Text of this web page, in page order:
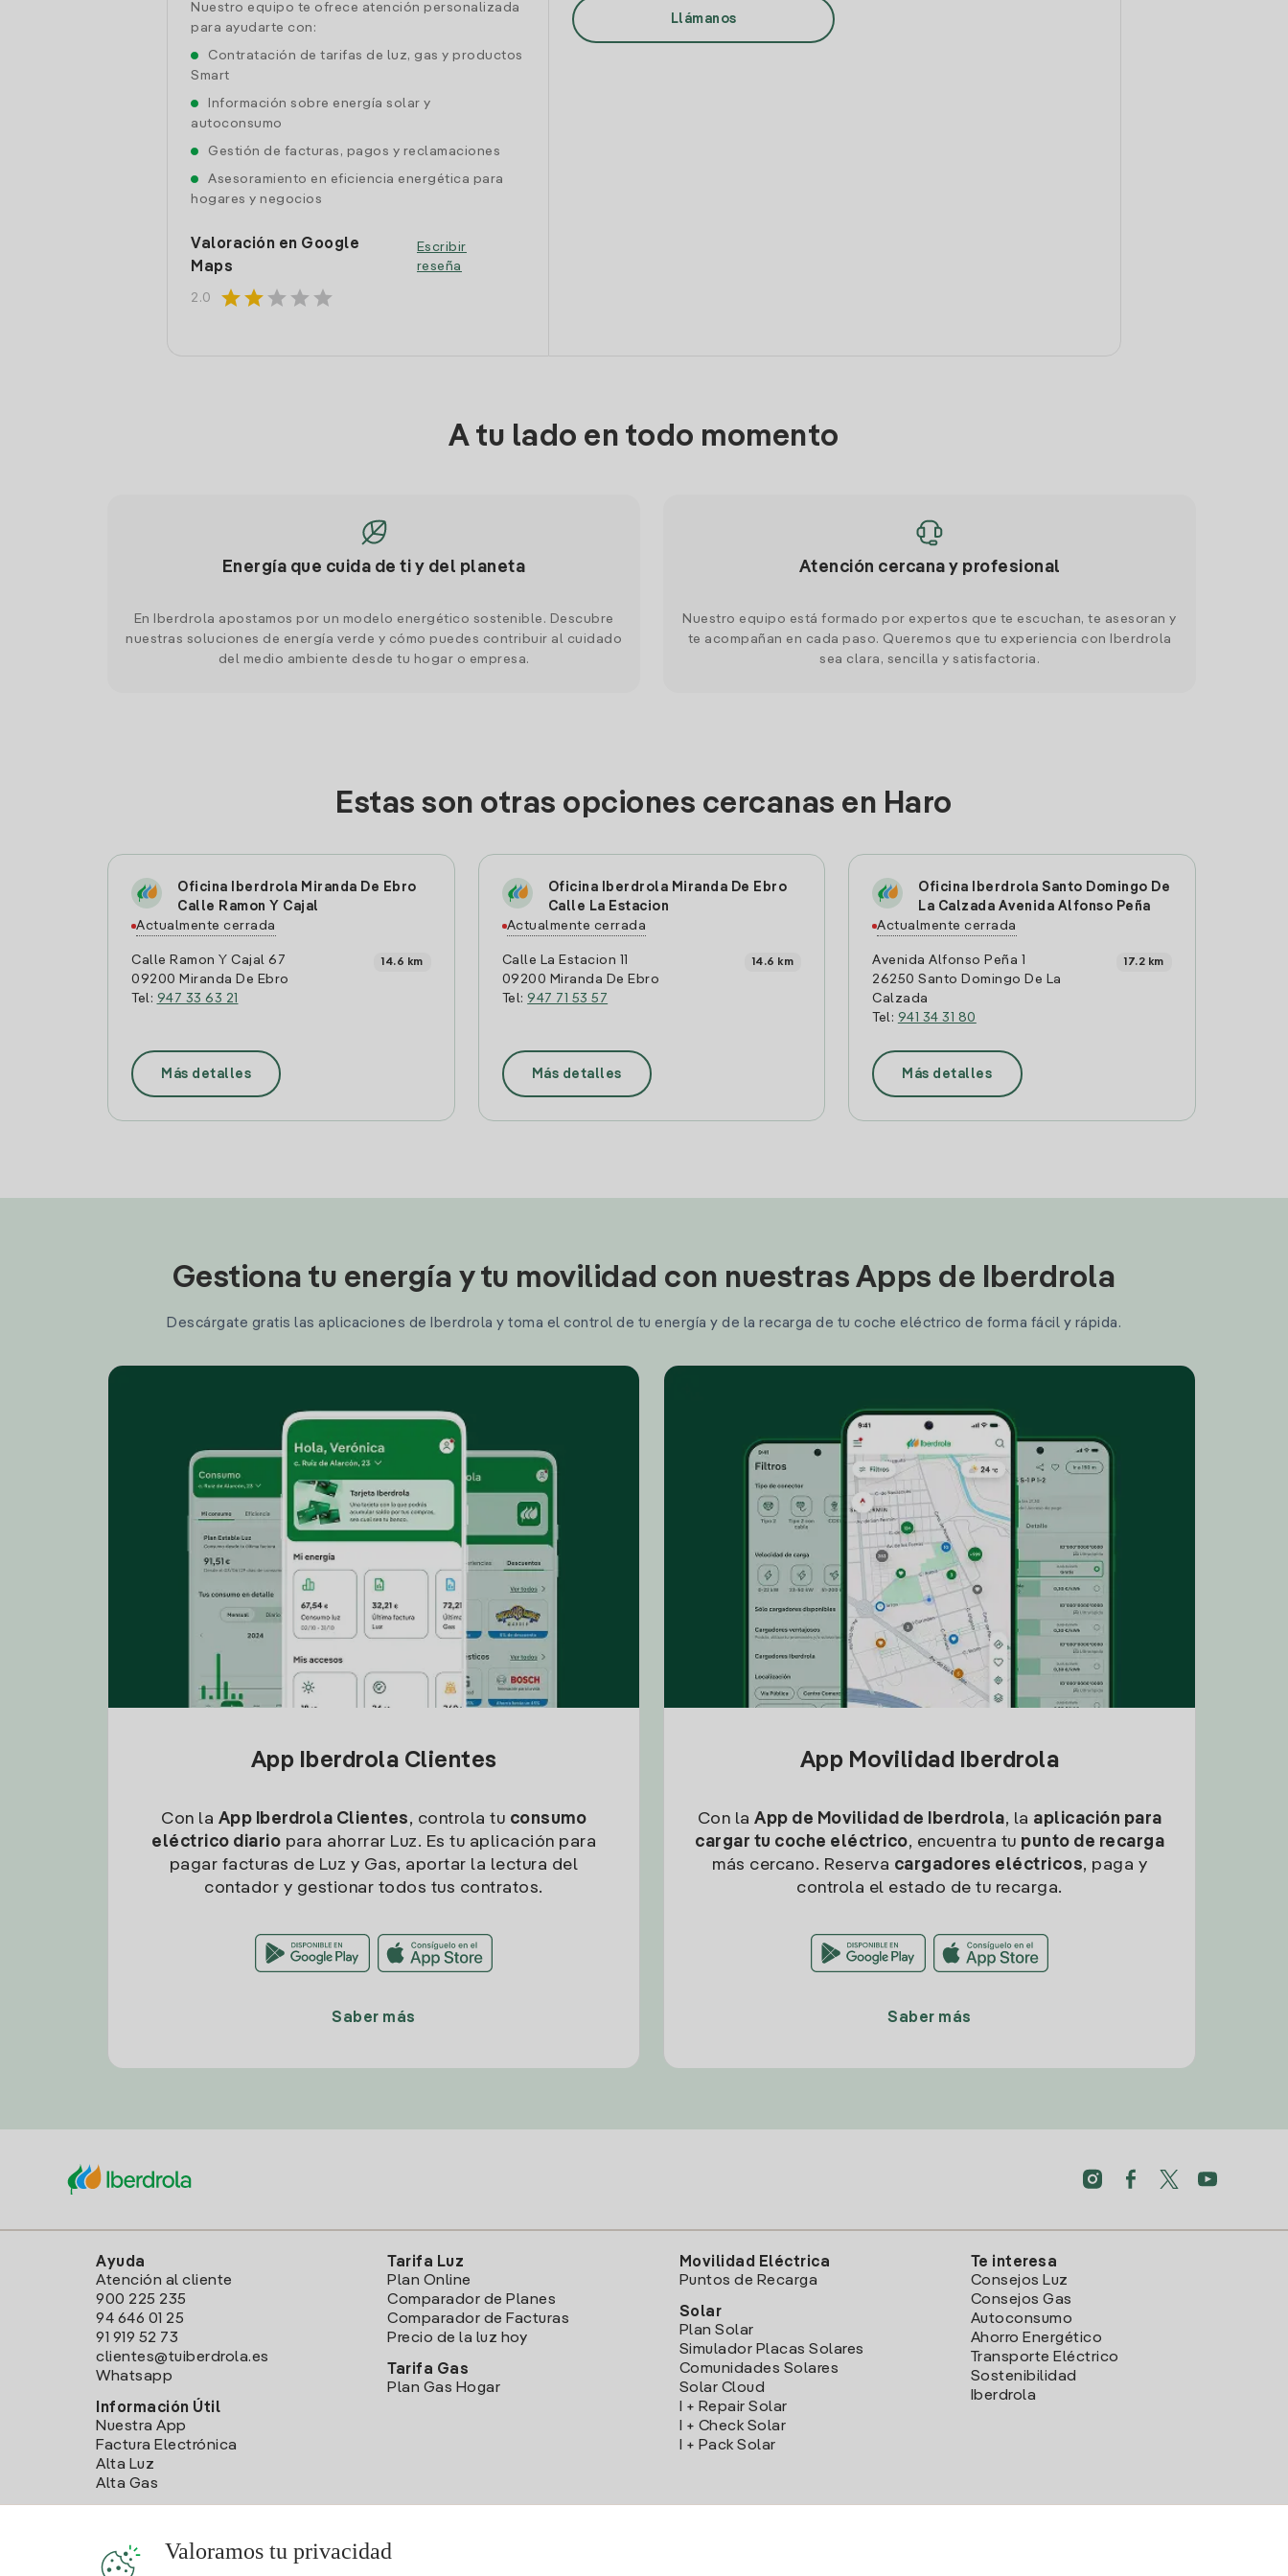
Nuestro equipo te ofrece atención personalizada
para ayudarte con:
Contratación de tarifas de luz, gas y productos
Smart
Información sobre energía solar y
autoconsumo
Gestión de facturas, pagos y reclamaciones
Asesoramiento en eficiencia energética para
hogares y negocios
Valoración en Google
Maps
2.0 starstar star star star
Escribir
reseña
Llámanos
A tu lado en todo momento
Energía que cuida de ti y del planeta
En Iberdrola apostamos por un modelo energético sostenible. Descubre
nuestras soluciones de energía verde y cómo puedes contribuir al cuidado
del medio ambiente desde tu hogar o empresa.
Atención cercana y profesional
Nuestro equipo está formado por expertos que te escuchan, te asesoran y
te acompañan en cada paso. Queremos que tu experiencia con Iberdrola
sea clara, sencilla y satisfactoria.
Estas son otras opciones cercanas en Haro
Oficina Iberdrola Miranda De Ebro
Calle Ramon Y Cajal
Actualmente cerrada
Calle Ramon Y Cajal 67
09200 Miranda De Ebro
Tel: 947 33 63 21
14.6 km
Más detalles
Oficina Iberdrola Miranda De Ebro
Calle La Estacion
Actualmente cerrada
Calle La Estacion 11
09200 Miranda De Ebro
Tel:947 71 53 57
14.6 km
Más detalles
Oficina Iberdrola Santo Domingo De
La Calzada Avenida Alfonso Peña
Actualmente cerrada
Avenida Alfonso Peña 1
26250 Santo Domingo De La
Calzada
Tel: 941 34 31 80
17.2 km
Más detalles
Gestiona tu energía y tu movilidad con nuestras Apps de Iberdrola
Descárgate gratis las aplicaciones de Iberdrola y toma el control de tu energía y de la recarga de tu coche eléctrico de forma fácil y rápida.
App Iberdrola Clientes
Con la App Iberdrola Clientes, controla tu consumo
eléctrico diario para ahorrar Luz. Es tu aplicación para
pagar facturas de Luz y Gas, aportar la lectura del
contador y gestionar todos tus contratos.
Saber más
App Movilidad Iberdrola
Con la App de Movilidad de Iberdrola, la aplicación para
cargar tu coche eléctrico, encuentra tu punto de recarga
más cercano. Reserva cargadores eléctricos, paga y
controla el estado de tu recarga.
Saber más
Ayuda
Atención al cliente
900 225 235
94 646 01 25
91 919 52 73
clientes@tuiberdrola.es
Whatsapp
Información Útil
Nuestra App
Factura Electrónica
Alta Luz
Alta Gas
Tarifa Luz
Plan Online
Comparador de Planes
Comparador de Facturas
Precio de la luz hoy
Tarifa Gas
Plan Gas Hogar
Movilidad Eléctrica
Puntos de Recarga
Solar
Plan Solar
Simulador Placas Solares
Comunidades Solares
Solar Cloud
I + Repair Solar
I + Check Solar
I + Pack Solar
Te interesa
Consejos Luz
Consejos Gas
Autoconsumo
Ahorro Energético
Transporte Eléctrico
Sostenibilidad
Iberdrola
Valoramos tu privacidad